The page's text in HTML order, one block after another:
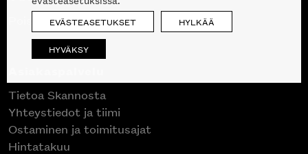
Poistuvat mallikappaleet
Tietoa Skannosta
Yhteystiedot ja tiimi
Ostaminen ja toimitusajat
Hintatakuu
EVÄSTEASETUKSET HYLKÄÄ
HYVÄKSY